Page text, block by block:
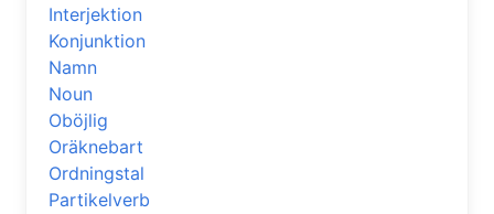
Interjektion
Konjunktion
Namn
Noun
Oböjlig
Oräknebart
Ordningstal
Partikelverb